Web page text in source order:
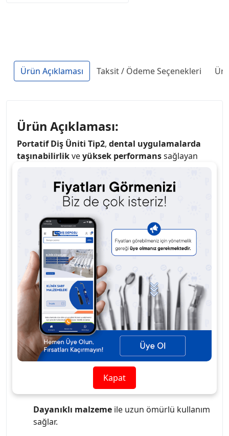
Ürün Açıklaması Taksit / Ödeme Seçenekleri
Ürün Açıklaması:
Portatif Diş Üniti Tip2, dental uygulamalarda
taşınabilirlikveyüksek performanssağlayan
modern bir diş ünitesidir
Kompakt ve hafif
, kliniklere ek olarak
mobil diş hekimliği
uygulamalarıiçin de ideal bir çözümdür.
yapısı, klinik dışı tedaviler ve
durumlardakullanım için mükemmel uyum
sağlar.Yüksek kaliteli malzemevegelişmiş
teknolojiile üretilen bu ünite,dental tedavilerde
mükemmel performans sunar vehızlı kurulum
ile kullanıcı dostudur.Portatif Diş Üniti Tip2
düşük enerji tüketimi ve yüksek verimliliği
her türlü dental tedaviiçin ideal bir tercihtir.
Portatif tasarım, mobil kullanım ve
taşınabilirlik sağlar.
Yüksek performans
, her türlü dental
uygulama için güvenli ve etkili çözüm sunar.
, kolay kurulum ve kullanım
Dayanıklı malzeme ile uzun ömürlü kullanım
sağlar.
Kapat